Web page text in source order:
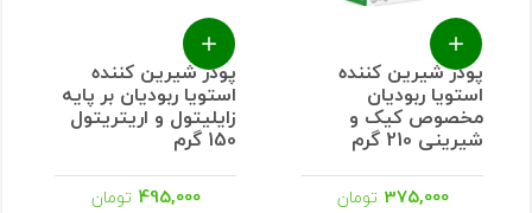
پودر شیرین کننده
استویا ربودیان
مخصوص کیک و
شیرینی 210 گرم
375,000 تومان
پودر شیرین کننده
استویا ربودیان بر پایه
زایلیتول و اریتریتول
150 گرم
495,000 تومان